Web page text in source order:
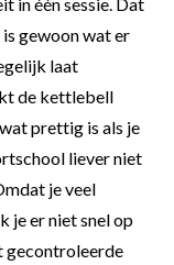
gewoon wat er
laat
de kettlebell
prettig is als je
liever niet
je veel
je er niet snel op
gecontroleerde